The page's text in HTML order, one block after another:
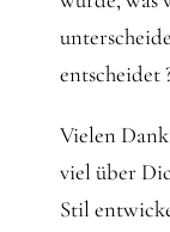
entscheidet
Vielen
viel über
Stil